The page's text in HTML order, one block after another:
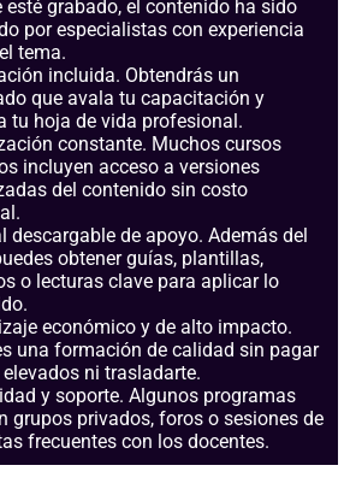
esté grabado, el contenido ha sido
por especialistas con experiencia
tema.
incluida. Obtendrás un
que avala tu capacitación y
tu hoja de vida profesional.
constante. Muchos cursos
incluyen acceso a versiones
del contenido sin costo
descargable de apoyo. Además del
obtener guías, plantillas,
o lecturas clave para aplicar lo
económico y de alto impacto.
una formación de calidad sin pagar
ni trasladarte.
y soporte. Algunos programas
grupos privados, foros o sesiones de
frecuentes con los docentes.